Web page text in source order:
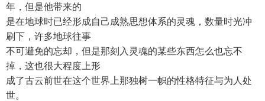
年，但是他带来的
是在地球时已经形成自己成熟思想体系的灵魂，数量时光冲
刷下，许多地球往事
不可避免的忘却，但是那刻入灵魂的某些东西怎么也忘不
掉，这也很大程度上形
成了古云前世在这个世界上那独树一帜的性格特征与为人处
世。